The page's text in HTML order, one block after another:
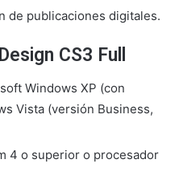
de publicaciones digitales.
CS3 Full
Windows XP (con
Vista (versión Business,
4 o superior o procesador